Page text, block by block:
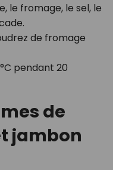
le fromage, le sel, le
de fromage
pendant 20
de
jambon